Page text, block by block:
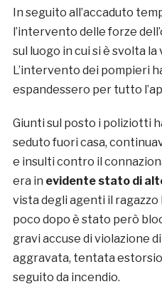
In seguito all’accaduto
l’intervento delle forze
sul luogo in cui si è svolta la
L’intervento dei pompieri
espandessero per tutto
Giunti sul posto i poliziotti
seduto fuori casa,
e insulti contro il
era in evidente stato di
vista degli agenti il
poco dopo è stato però
gravi accuse di violazione
aggravata, tentata
seguito da incendio.